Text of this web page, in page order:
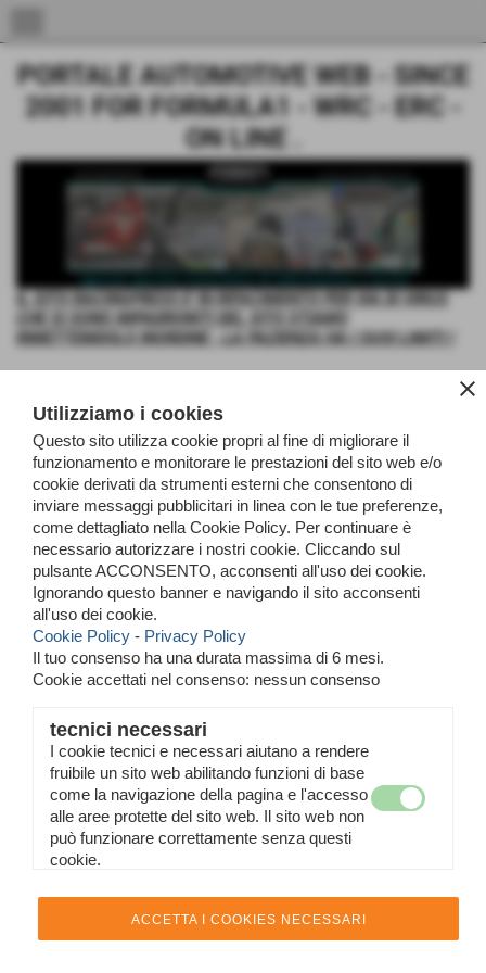
PORTALE AUTOMOTIVE WEB - SINCE
2001 FOR FORMULA1 - WRC - ERC -
ON LINE .
IL SITO RACINGPRESS E' IN RIFACIMENTO PER VIA DI VIRUS
CHE SI SONO IMPADRONITI DEL SITO STIAMO
RIMETTEMDOLO INORDINE - LA PAZIENZA HA I SUOI LIMITI !
area video
Home area video
Invia
area video
Num. 2 risultati - pagina 1 di 1
Generici
elba ronde 2009
ENTRA NELLA CATEGORIA
Realizzazione siti web www.sitoper.it
close
Utilizziamo i cookies
Questo sito utilizza cookie propri al fine di migliorare il
funzionamento e monitorare le prestazioni del sito web e/o
cookie derivati da strumenti esterni che consentono di
inviare messaggi pubblicitari in linea con le tue preferenze,
come dettagliato nella Cookie Policy. Per continuare è
necessario autorizzare i nostri cookie. Cliccando sul
pulsante ACCONSENTO, acconsenti all'uso dei cookie.
Ignorando questo banner e navigando il sito acconsenti
all'uso dei cookie.
Cookie Policy - Privacy Policy
Il tuo consenso ha una durata massima di 6 mesi.
Cookie accettati nel consenso: nessun consenso
tecnici necessari
I cookie tecnici e necessari aiutano a rendere
fruibile un sito web abilitando funzioni di base
come la navigazione della pagina e l'accesso
alle aree protette del sito web. Il sito web non
può funzionare correttamente senza questi
cookie.
ACCETTA I COOKIES NECESSARI